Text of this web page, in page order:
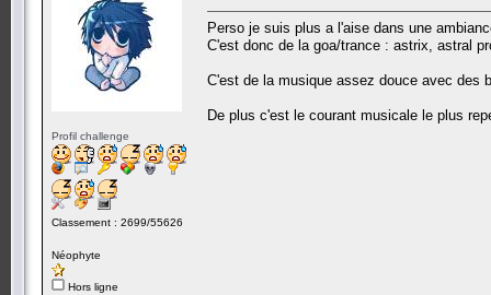
Profil challenge
Classement : 2699/55626
Néophyte
Hors ligne
Perso je suis plus a l'aise dans une
C'est donc de la goa/trance : astrix, astral
C'est de la musique assez douce avec des
De plus c'est le courant musicale le plus